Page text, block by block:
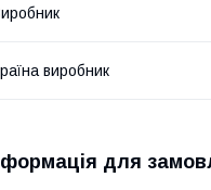
виробник
для